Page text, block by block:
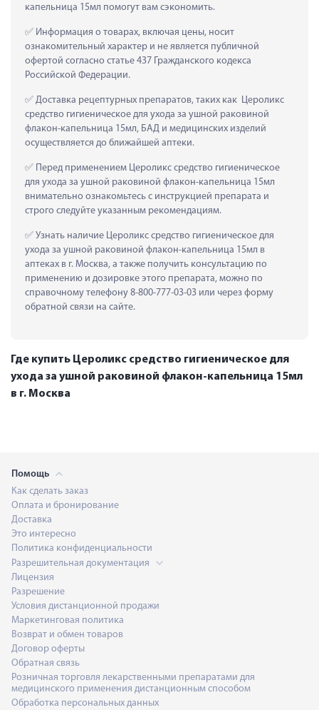
капельница 15мл помогут вам сэкономить.
Информация о товарах, включая цены, носит
ознакомительный характер и не является публичной
офертой согласно статье 437 Гражданского кодекса
Российской Федерации.
Доставка рецептурных препаратов, таких как  Цероликс
средство гигиеническое для ухода за ушной раковиной
флакон-капельница 15мл, БАД и медицинских изделий
осуществляется до ближайшей аптеки.
Перед применением Цероликс средство гигиеническое
для ухода за ушной раковиной флакон-капельница 15мл
внимательно ознакомьтесь с инструкцией препарата и
строго следуйте указанным рекомендациям.
Узнать наличие Цероликс средство гигиеническое для
ухода за ушной раковиной флакон-капельница 15мл в
аптеках в г. Москва, а также получить консультацию по
применению и дозировке этого препарата, можно по
справочному телефону 8-800-777-03-03 или через форму
обратной связи на сайте.
Где купить Цероликс средство гигиеническое для
ухода за ушной раковиной флакон-капельница 15мл
в г. Москва
Помощь
Как сделать заказ
Оплата и бронирование
Доставка
Это интересно
Политика конфиденциальности
Разрешительная документация
Лицензия
Разрешение
Условия дистанционной продажи
Маркетинговая политика
Возврат и обмен товаров
Договор оферты
Обратная связь
Розничная торговля лекарственными препаратами для
медицинского применения дистанционным способом
Обработка персональных данных